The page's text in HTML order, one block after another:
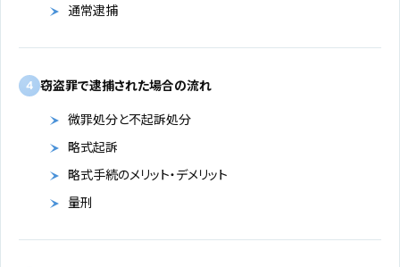
通常逮捕
4 窃盗罪で逮捕された場合の流れ
微罪処分と不起訴処分
略式起訴
略式手続のメリット・デメリット
量刑